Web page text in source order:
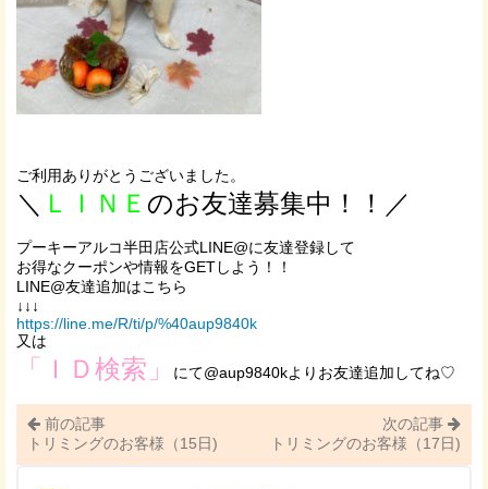
ご利用ありがとうございました。
＼ ＬＩＮＥ のお友達募集中！！／
プーキーアルコ半田店公式LINE@に友達登録して
お得なクーポンや情報をGETしよう！！
LINE@友達追加はこちら
↓↓↓
https://line.me/R/ti/p/%40aup9840k
又は
「ＩＤ検索」 にて@aup9840kよりお友達追加してね♡
前の記事
トリミングのお客様（15日)
次の記事
トリミングのお客様（17日)